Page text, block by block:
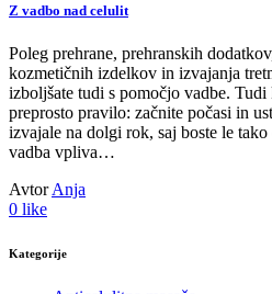
Z vadbo nad celulit
Poleg prehrane, prehranskih
kozmetičnih izdelkov in izvajanja
izboljšate tudi s pomočjo vadbe.
preprosto pravilo: začnite počasi in
izvajale na dolgi rok, saj boste le
vadba vpliva…
AvtorAnja
0 like
Kategorije